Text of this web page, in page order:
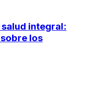
integral:
los